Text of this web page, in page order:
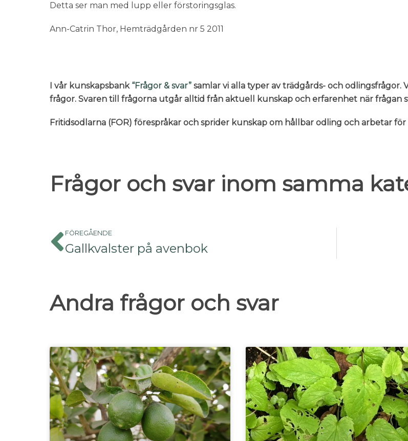
Detta ser man med lupp eller förstoringsglas.
Ann-Catrin Thor, Hemträdgården nr 5 2011
I vår kunskapsbank “Frågor & svar” samlar vi alla typer av trädgårds- och odlingsfrågor.
frågor. Svaren till frågorna utgår alltid från aktuell kunskap och erfarenhet när frågan
Fritidsodlarna (FOR) förespråkar och sprider kunskap om hållbar odling och arbetar
Frågor och svar inom samma
FÖREGÅENDE
Gallkvalster på avenbok
Andra frågor och svar